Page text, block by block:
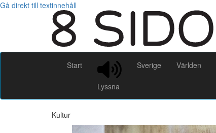
Gå direkt till textinnehåll
Start
Lyssna
Sverige Världen
Kultur